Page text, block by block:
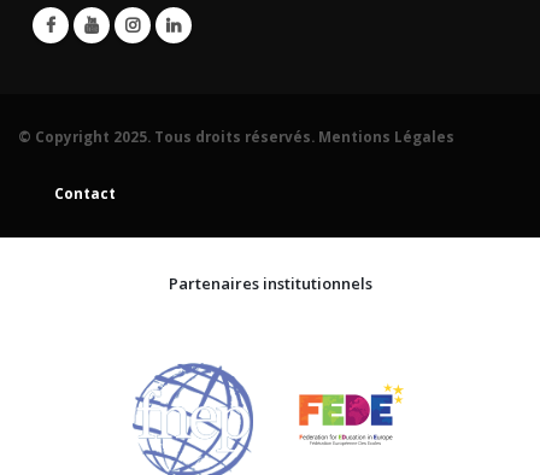
© Copyright 2025. Tous droits réservés. Mentions Légales
Contact
Partenaires institutionnels